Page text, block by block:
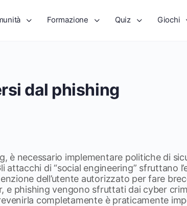
Formazione Quiz Giochi
dal phishing
è necessario implementare politiche di
attacchi di “social engineering” sfruttano
dell’utente autorizzato per fare
e phishing vengono sfruttati dai cyber
completamente è praticamente